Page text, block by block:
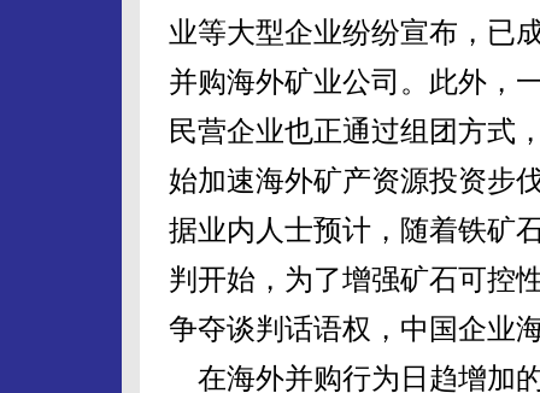
业等大型企业纷纷宣布，已
并购海外矿业公司。此外，
民营企业也正通过组团方式
始加速海外矿产资源投资步
据业内人士预计，随着铁矿
判开始，为了增强矿石可控
争夺谈判话语权，中国企业
在海外并购行为日趋增加